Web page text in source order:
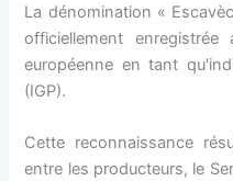
La dénomination «
officiellement
européenne en tant
(IGP).
Cette reconnaissance
entre les producteurs, le